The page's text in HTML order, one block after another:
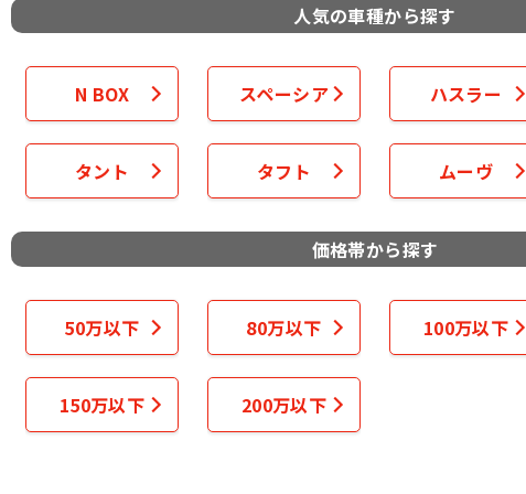
人気の車種から探す
N BOX スペーシア ハスラー
タント タフト ムーヴ
価格帯から探す
50万以下 80万以下 100万以下
150万以下 200万以下